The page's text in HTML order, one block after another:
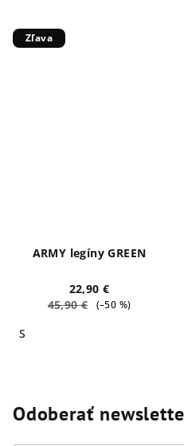
Zľava
ARMY legíny GREEN
22,90 €
45,90 €
(–50 %)
S
Odoberať